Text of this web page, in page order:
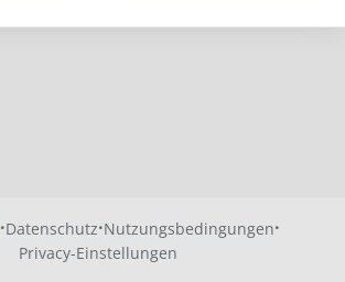
·Datenschutz·Nutzungsbedingungen·
Privacy-Einstellungen